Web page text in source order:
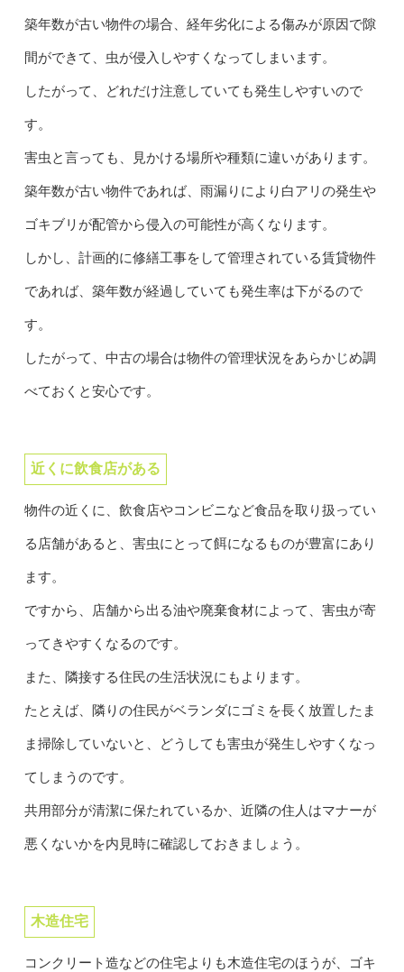
築年数が古い物件の場合、経年劣化による傷みが原因で隙
間ができて、虫が侵入しやすくなってしまいます。
したがって、どれだけ注意していても発生しやすいので
す。
害虫と言っても、見かける場所や種類に違いがあります。
築年数が古い物件であれば、雨漏りにより白アリの発生や
ゴキブリが配管から侵入の可能性が高くなります。
しかし、計画的に修繕工事をして管理されている賃貸物件
であれば、築年数が経過していても発生率は下がるので
す。
したがって、中古の場合は物件の管理状況をあらかじめ調
べておくと安心です。
近くに飲食店がある
物件の近くに、飲食店やコンビニなど食品を取り扱ってい
る店舗があると、害虫にとって餌になるものが豊富にあり
ます。
ですから、店舗から出る油や廃棄食材によって、害虫が寄
ってきやすくなるのです。
また、隣接する住民の生活状況にもよります。
たとえば、隣りの住民がベランダにゴミを長く放置したま
ま掃除していないと、どうしても害虫が発生しやすくなっ
てしまうのです。
共用部分が清潔に保たれているか、近隣の住人はマナーが
悪くないかを内見時に確認しておきましょう。
木造住宅
コンクリート造などの住宅よりも木造住宅のほうが、ゴキ